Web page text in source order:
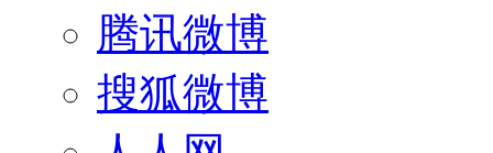
腾讯微博
搜狐微博